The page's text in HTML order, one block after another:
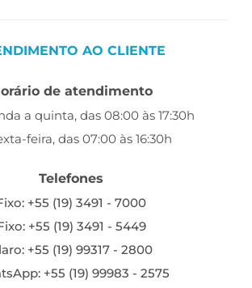
AO CLIENTE
de atendimento
a quinta, das 08:00 às 17:30h
feira, das 07:00 às 16:30h
Telefones
+55 (19) 3491 - 7000
+55 (19) 3491 - 5449
+55 (19) 99317 - 2800
+55 (19) 99983 - 2575